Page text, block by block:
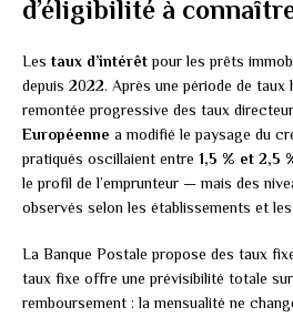
d’éligibilité à
Les taux d’intérêtpour les prêts
depuis 2022. Après une période de taux
remontée progressive des taux
Européenne a modifié le paysage du
pratiqués oscillaient entre 1,5 % et 2,5
le profil de l’emprunteur — mais des
observés selon les établissements et
La Banque Postale propose des taux
taux fixe offre une prévisibilité totale sur
remboursement : la mensualité ne